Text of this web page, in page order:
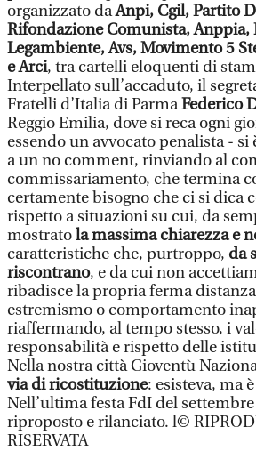
organizzato daAnpi, Cgil, Partito
Rifondazione Comunista, Anppia,
Legambiente, Avs, Movimento 5
e Arci, tra cartelli eloquenti di
Interpellato sull’accaduto, il
Fratelli d’Italia di ParmaFederico
Reggio Emilia, dove si reca ogni
essendo un avvocato penalista -
a un no comment, rinviando al
commissariamento, che termina
certamente bisogno che ci si dica
rispetto a situazioni su cui, da
mostratola massima chiarezza e
caratteristiche che, purtroppo, da
riscontrano, e da cui non
ribadisce la propria ferma
estremismo o comportamento
riaffermando, al tempo stesso, i
responsabilità e rispetto delle
Nella nostra città Gioventù
via di ricostituzione: esisteva, ma
Nell’ultima festa FdI del
riproposto e rilanciato. l©
RISERVATA